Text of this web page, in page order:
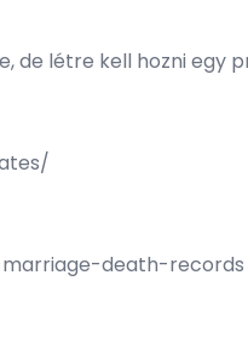
de létre kell hozni egy
death-records